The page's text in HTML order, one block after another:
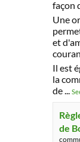
façon
Une
et
Il est
la
de...
de